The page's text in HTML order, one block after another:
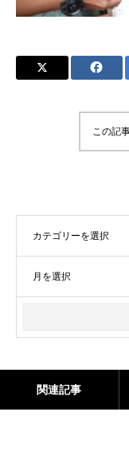
この記
関連記事